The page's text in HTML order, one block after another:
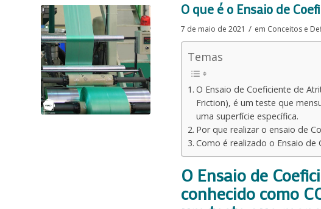
O que é o Ensaio de
7 de maio de 2021 / em Conceitos e
Temas
O Ensaio de Coeficiente de
Friction), é um teste que
uma superfície específica.
Por que realizar o ensaio de
Como é realizado o Ensaio de
O Ensaio de
conhecido como